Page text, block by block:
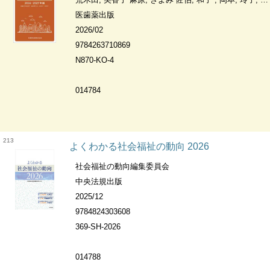
医歯薬出版
2026/02
9784263710869
N870-KO-4
014784
213
よくわかる社会福祉の動向 2026
社会福祉の動向編集委員会
中央法規出版
2025/12
9784824303608
369-SH-2026
014788